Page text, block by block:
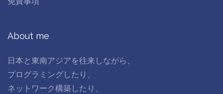
About me
日本と東南アジアを往来しながら、
プログラミングしたり、
ネットワーク構築したり、